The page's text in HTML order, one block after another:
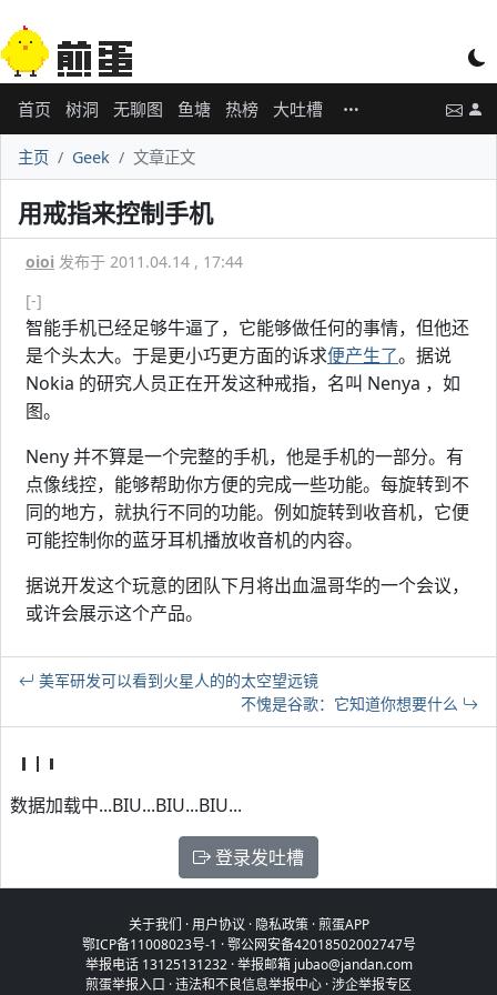
首页 树洞 无聊图 鱼塘 热榜 大吐槽
主页 Geek 文章正文
用戒指来控制手机
oioi 发布于 2011.04.14 , 17:44
[-]
智能手机已经足够牛逼了，它能够做任何的事情，但他还
是个头太大。于是更小巧更方面的诉求便产生了。据说
Nokia 的研究人员正在开发这种戒指，名叫 Nenya ，如
图。
Neny 并不算是一个完整的手机，他是手机的一部分。有
点像线控，能够帮助你方便的完成一些功能。每旋转到不
同的地方，就执行不同的功能。例如旋转到收音机，它便
可能控制你的蓝牙耳机播放收音机的内容。
据说开发这个玩意的团队下月将出血温哥华的一个会议，
或许会展示这个产品。
美军研发可以看到火星人的的太空望远镜
不愧是谷歌：它知道你想要什么
数据加载中...BIU...BIU...BIU...
登录发吐槽
关于我们 ·用户协议 · 隐私政策·煎蛋APP
鄂ICP备11008023号-1 ·鄂公网安备42018502002747号
举报电话 13125131232 · 举报邮箱 jubao@jandan.com
煎蛋举报入口 ·违法和不良信息举报中心 ·涉企举报专区